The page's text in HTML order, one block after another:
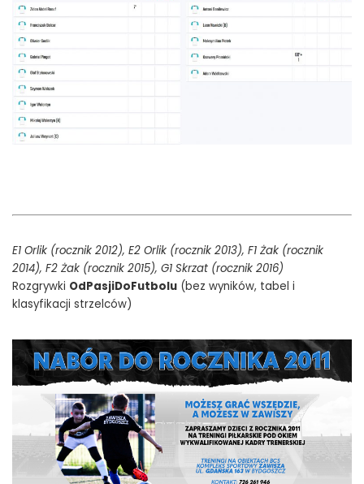
E1 Orlik (rocznik 2012), E2 Orlik (rocznik 2013), F1 Żak (rocznik
2014), F2 Żak (rocznik 2015), G1 Skrzat (rocznik 2016)
Rozgrywki OdPasjiDoFutbolu (bez wyników, tabel i
klasyfikacji strzelców)